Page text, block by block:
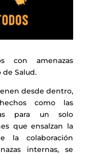
con amenazas
Salud.
desde dentro,
como las
para un solo
que ensalzan la
la colaboración
internas, se